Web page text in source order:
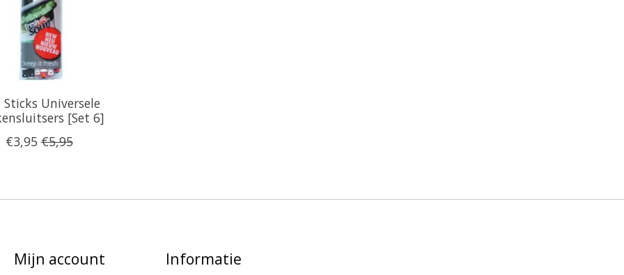
Sticks Universele
[Set 6]
€3,95 €5,95
Mijn account Informatie